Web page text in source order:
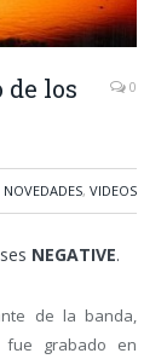
de los
0
NOVEDADES, VIDEOS
NEGATIVE.
de la banda,
grabado en